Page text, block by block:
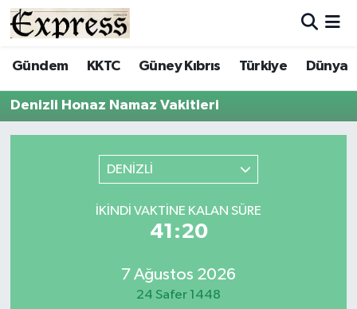
Gündem KKTC Güney Kıbrıs Türkiye Dünya
Denizli Honaz Namaz Vakitleri
DENİZLİ
İKINDI VAKTINE KALAN SÜRE
41:20
7 Ağustos 2026
24 Safer 1448
ALAYKÖY
ALSANCAK
ÇATALKÖY
Hava Durumu
Trafik Durumu
Tüm Manşetler
Son Dakika Haberleri